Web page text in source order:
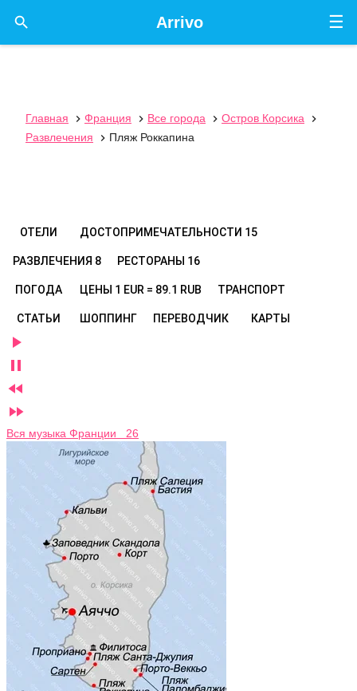
☰
Arrivo

Главная  Франция  Все города  Остров Корсика

Развлечения
 Пляж Роккапина
ОТЕЛИ ДОСТОПРИМЕЧАТЕЛЬНОСТИ 15
РАЗВЛЕЧЕНИЯ 8 РЕСТОРАНЫ 16
ПОГОДА ЦЕНЫ 1 EUR = 89.1 RUB ТРАНСПОРТ
СТАТЬИ ШОППИНГ ПЕРЕВОДЧИК КАРТЫ




Вся музыка Франции 26